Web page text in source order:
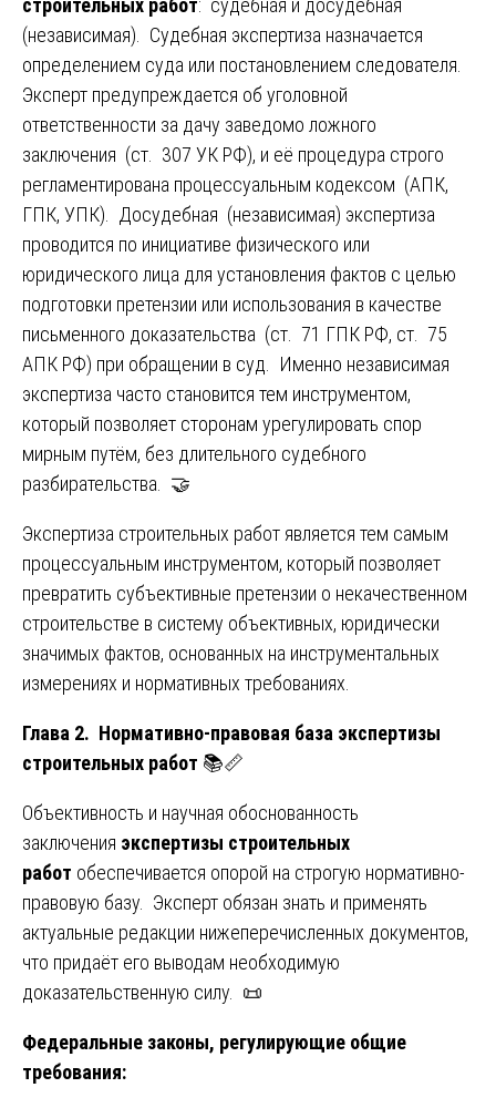
(независимая). Судебная экспертиза назначается
определением суда или постановлением следователя.
Эксперт предупреждается об уголовной
ответственности за дачу заведомо ложного
заключения (ст. 307 УК РФ), и её процедура строго
регламентирована процессуальным кодексом (АПК,
ГПК, УПК). Досудебная (независимая) экспертиза
проводится по инициативе физического или
юридического лица для установления фактов с целью
подготовки претензии или использования в качестве
письменного доказательства (ст. 71 ГПК РФ, ст. 75
АПК РФ) при обращении в суд. Именно независимая
экспертиза часто становится тем инструментом,
который позволяет сторонам урегулировать спор
мирным путём, без длительного судебного
разбирательства. 🤝
Экспертиза строительных работ является тем самым
процессуальным инструментом, который позволяет
превратить субъективные претензии о некачественном
строительстве в систему объективных, юридически
значимых фактов, основанных на инструментальных
измерениях и нормативных требованиях.
Глава 2. Нормативно-правовая база экспертизы
строительных работ 📚📏
Объективность и научная обоснованность
заключения экспертизы строительных
работ обеспечивается опорой на строгую нормативно-
правовую базу. Эксперт обязан знать и применять
актуальные редакции нижеперечисленных документов,
что придаёт его выводам необходимую
доказательственную силу. 📜
Федеральные законы, регулирующие общие
требования: